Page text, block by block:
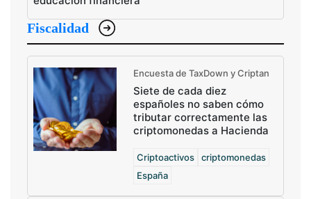
Fiscalidad
Encuesta de TaxDown y Criptan
Siete de cada diez
españoles no saben cómo
tributar correctamente las
criptomonedas a Hacienda
Criptoactivos
criptomonedas
España